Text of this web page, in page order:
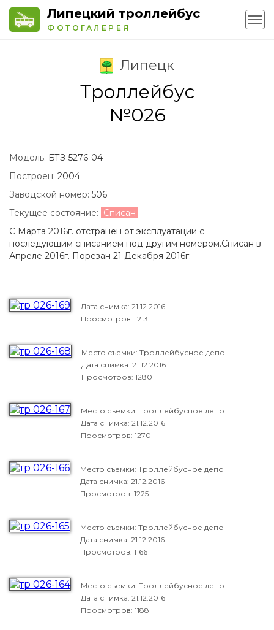
Липецкий троллейбус
ФОТОГАЛЕРЕЯ
Липецк
Троллейбус
№026
Модель: БТЗ-5276-04
Построен: 2004
Заводской номер: 506
Текущее состояние: Списан
С Марта 2016г. отстранен от эксплуатации с
последующим списанием под другим номером.Списан в
Апреле 2016г. Порезан 21 Декабря 2016г.
Дата снимка: 21.12.2016
Просмотров: 1213
Место съемки: Троллейбусное депо
Дата снимка: 21.12.2016
Просмотров: 1280
Место съемки: Троллейбусное депо
Дата снимка: 21.12.2016
Просмотров: 1270
Место съемки: Троллейбусное депо
Дата снимка: 21.12.2016
Просмотров: 1225
Место съемки: Троллейбусное депо
Дата снимка: 21.12.2016
Просмотров: 1166
Место съемки: Троллейбусное депо
Дата снимка: 21.12.2016
Просмотров: 1188